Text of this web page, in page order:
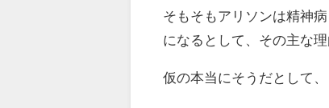
そもそもアリソンは精神
になるとして、その主な
仮の本当にそうだとして